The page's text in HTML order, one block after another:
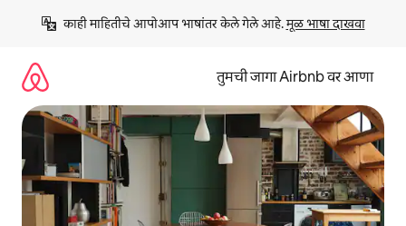
काही माहितीचे आपोआप भाषांतर केले गेले आहे. मूळ भाषा दाखवा
तुमची जागा Airbnb वर आणा